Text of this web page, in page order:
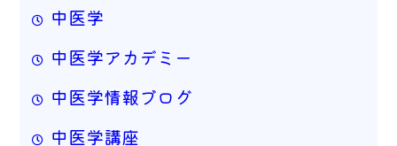
中医学
中医学アカデミー
中医学情報ブログ
中医学講座